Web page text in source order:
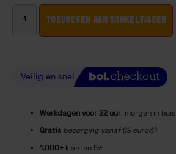
TOEVOEGEN AAN WINKELWAGEN
Werkdagen voor 22 uur, morgen in huis
Gratis bezorging vanaf 69 euro📦
1.000+ klanten 5⭐️